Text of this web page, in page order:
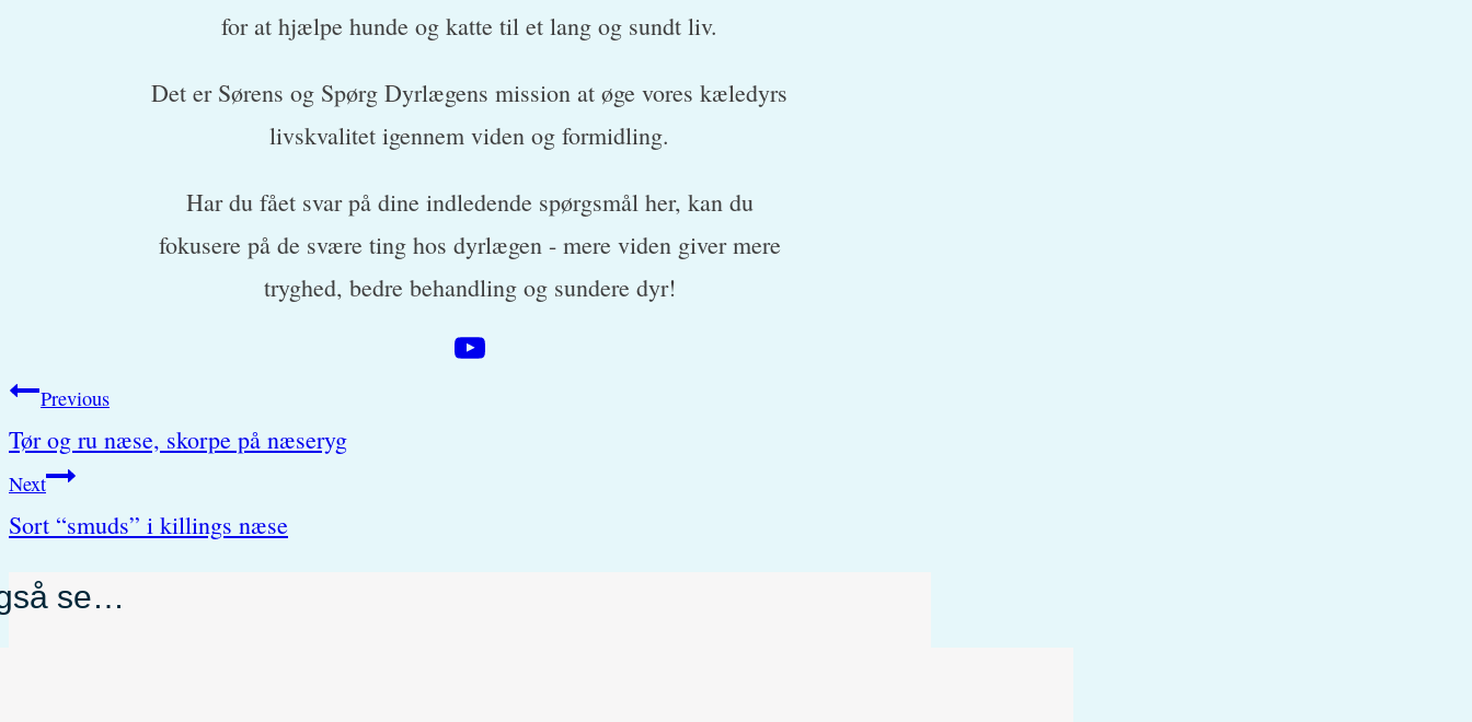
for at hjælpe hunde og katte til et lang og sundt liv.
Det er Sørens og Spørg Dyrlægens mission at øge vores kæledyrs
livskvalitet igennem viden og formidling.
Har du fået svar på dine indledende spørgsmål her, kan du
fokusere på de svære ting hos dyrlægen - mere viden giver mere
tryghed, bedre behandling og sundere dyr!
Post
navigation
Previous
Tør og ru næse, skorpe på næseryg
Next
Sort “smuds” i killings næse
se…